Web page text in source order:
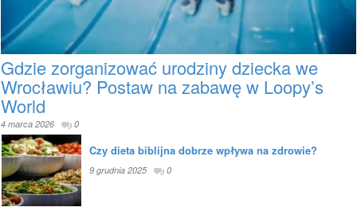
Gdzie zorganizować urodziny dziecka we
Wrocławiu? Postaw na zabawę w Loopy’s
World
4 marca 2026 0
Czy dieta biblijna dobrze wpływa na zdrowie?
9 grudnia 2025 0